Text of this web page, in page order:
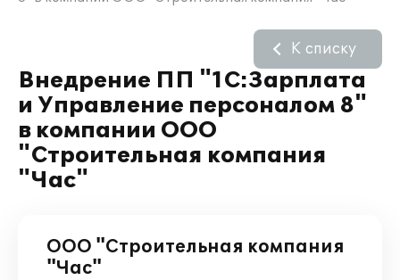
Внедрение ПП "1С:Зарплата
и Управление персоналом 8"
в компании ООО
"Строительная компания
"Час"
К списку
ООО "Строительная компания
"Час"